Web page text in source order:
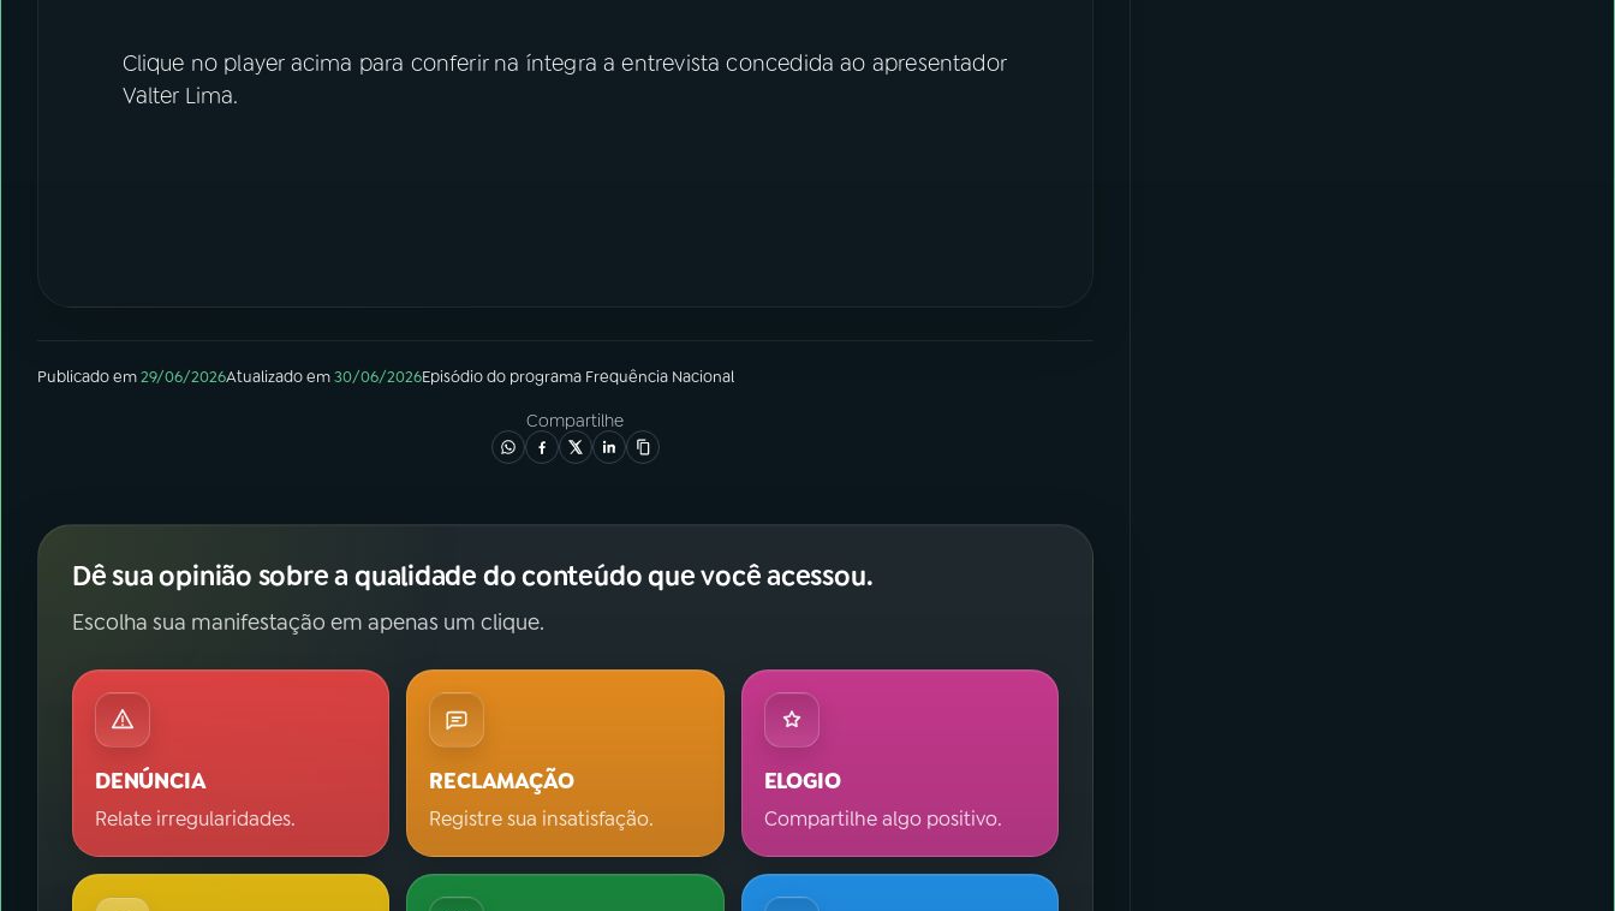
Clique no player acima para conferir na íntegra a entrevista concedida ao apresentador
Valter Lima.
Publicado em29/06/2026Atualizado em30/06/2026Episódiodo programa Frequência Nacional
Compartilhe
Dê sua opinião sobre a qualidade do conteúdo que você acessou.
Escolha sua manifestação em apenas um clique.
DENÚNCIA
Relate irregularidades.
RECLAMAÇÃO
Registre sua insatisfação.
ELOGIO
Compartilhe algo positivo.